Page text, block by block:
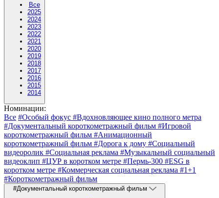
Все
2025
2024
2023
2022
2021
2020
2019
2018
2017
2016
2015
2014
Номинации:
Все #Особый фокус #Вдохновляющее кино полного метра
#Документальный короткометражный фильм #Игровой
короткометражный фильм #Анимационный
короткометражный фильм #Дорога к дому #Социальный
видеоролик #Социальная реклама #Музыкальный социальный
видеоклип #ЦУР в коротком метре #Пермь-300 #ESG в
коротком метре #Коммерческая социальная реклама #1+1
#Короткометражный фильм
#Документальный короткометражный фильм